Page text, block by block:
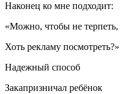
Наконец ко мне подходит:
«Можно, чтобы не терпеть,
Хоть рекламу посмотреть?»
Надежный способ
Закапризничал ребёнок